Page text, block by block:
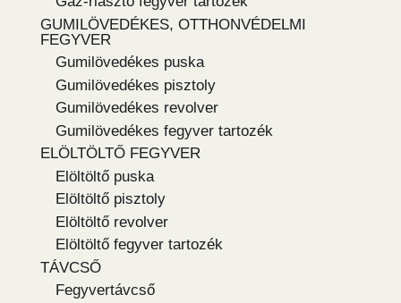
GUMILÖVEDÉKES, OTTHONVÉDELMI
FEGYVER
Gumilövedékes puska
Gumilövedékes pisztoly
Gumilövedékes revolver
Gumilövedékes fegyver tartozék
ELÖLTÖLTŐ FEGYVER
Elöltöltő puska
Elöltöltő pisztoly
Elöltöltő revolver
Elöltöltő fegyver tartozék
TÁVCSŐ
Fegyvertávcső